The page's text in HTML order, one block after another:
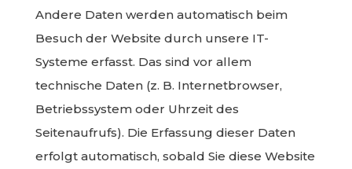
Andere Daten werden automatisch beim
Besuch der Website durch unsere IT-
Systeme erfasst. Das sind vor allem
technische Daten (z. B. Internetbrowser,
Betriebssystem oder Uhrzeit des
Seitenaufrufs). Die Erfassung dieser Daten
erfolgt automatisch, sobald Sie diese Website